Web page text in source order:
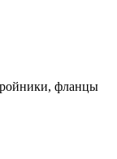
фланцы